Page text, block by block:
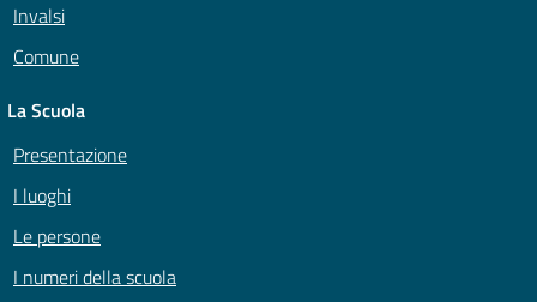
Invalsi
Comune
La Scuola
Presentazione
I luoghi
Le persone
I numeri della scuola